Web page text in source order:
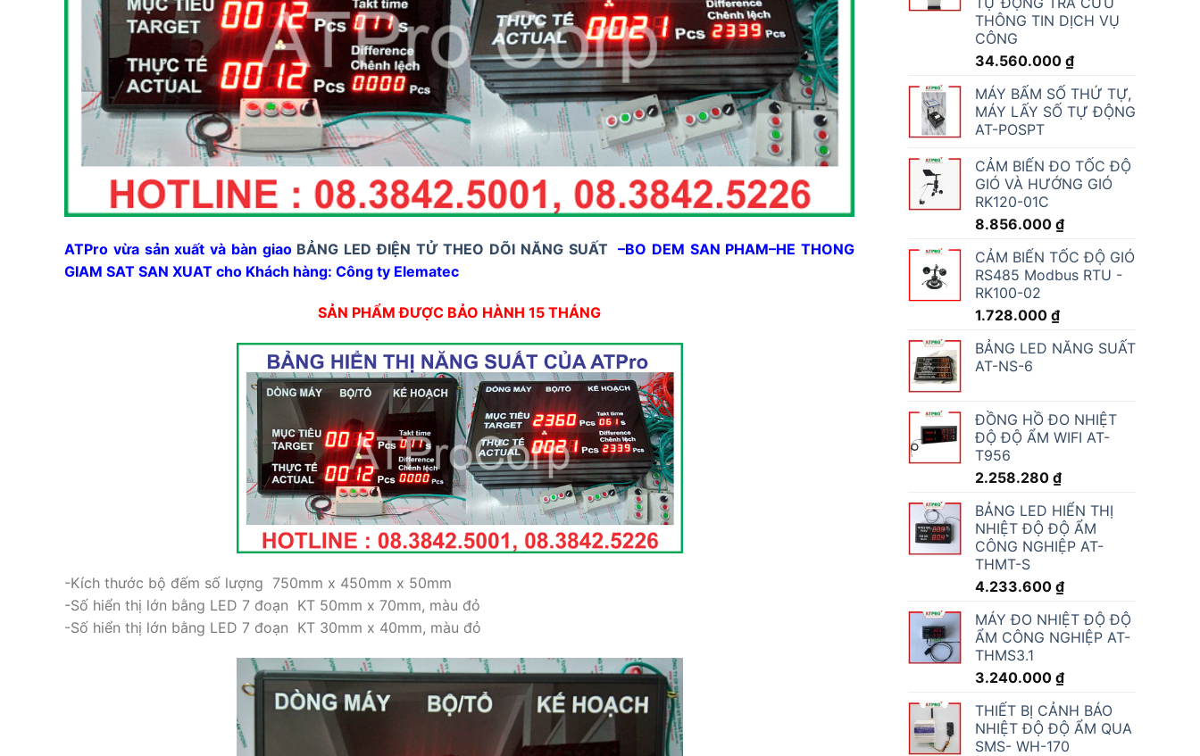
ATPro vừa sản xuất và bàn giao BẢNG LED ĐIỆN TỬ THEO DÕI NĂNG SUẤT –BO DEM SAN PHAM–HE THONG
GIAM SAT SAN XUAT cho Khách hàng: Công ty Elematec
SẢN PHẨM ĐƯỢC BẢO HÀNH 15 THÁNG
-Kích thước bộ đếm số lượng 750mm x 450mm x 50mm
-Số hiển thị lớn bằng LED 7 đoạn KT 50mm x 70mm, màu đỏ
-Số hiển thị lớn bằng LED 7 đoạn KT 30mm x 40mm, màu đỏ
THÔNG TIN DỊCH VỤ
CÔNG
34.560.000 ₫
MÁY BẤM SỐ THỨ TỰ,
MÁY LẤY SỐ TỰ ĐỘNG
AT-POSPT
CẢM BIẾN ĐO TỐC ĐỘ
GIÓ VÀ HƯỚNG GIÓ
RK120-01C
8.856.000 ₫
CẢM BIẾN TỐC ĐỘ GIÓ
RS485 Modbus RTU -
RK100-02
1.728.000 ₫
BẢNG LED NĂNG SUẤT
AT-NS-6
ĐỒNG HỒ ĐO NHIỆT
ĐỘ ĐỘ ẨM WIFI AT-
T956
2.258.280 ₫
BẢNG LED HIỂN THỊ
NHIỆT ĐỘ ĐỘ ẨM
CÔNG NGHIỆP AT-
THMT-S
4.233.600 ₫
MÁY ĐO NHIỆT ĐỘ ĐỘ
ẨM CÔNG NGHIỆP AT-
THMS3.1
3.240.000 ₫
THIẾT BỊ CẢNH BÁO
NHIỆT ĐỘ ĐỘ ẨM QUA
SMS- WH-170